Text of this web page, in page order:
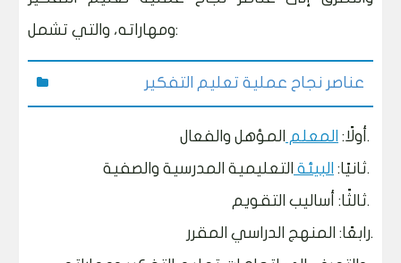
ومهاراته، والتي تشمل:
عناصر نجاح عملية تعليم التفكير
أولًا: المعلم
المؤهل والفعال.
ثانيًا: البيئة
التعليمية المدرسية والصفية.
ثالثًا: أساليب التقويم.
رابعًا: المنهج الدراسي المقرر.